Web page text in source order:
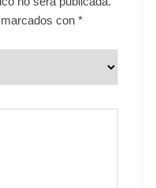
marcados con*